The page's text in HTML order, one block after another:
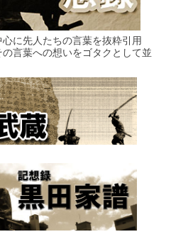
に先人たちの言葉を抜粋引用
言葉への想いをゴタクとして並